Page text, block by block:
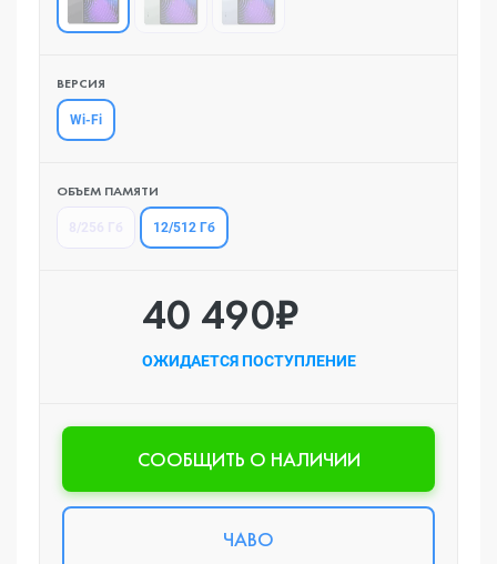
ВЕРСИЯ
Wi-Fi
ОБЪЕМ ПАМЯТИ
12/512 Гб
40 490₽
ОЖИДАЕТСЯ ПОСТУПЛЕНИЕ
CООБЩИТЬ О НАЛИЧИИ
ЧАВО